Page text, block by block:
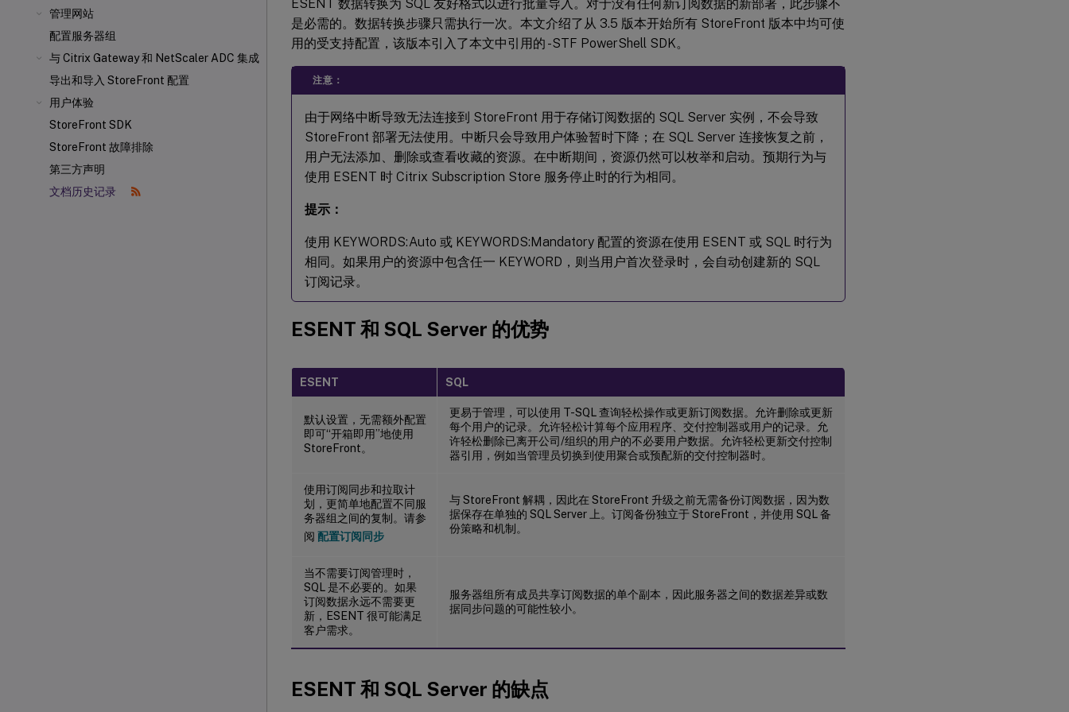
管理网站
配置服务器组
与 Citrix Gateway 和 NetScaler ADC 集成
导出和导入 StoreFront 配置
用户体验
StoreFront SDK
StoreFront 故障排除
第三方声明
文档历史记录
ESENT 数据转换为 SQL 友好格式以进行批量导入。对于没有任何新订阅数据的新部署，此步骤不
是必需的。数据转换步骤只需执行一次。本文介绍了从 3.5 版本开始所有 StoreFront 版本中均可使
用的受支持配置，该版本引入了本文中引用的 -STF PowerShell SDK。
注意：
由于网络中断导致无法连接到 StoreFront 用于存储订阅数据的 SQL Server 实例，不会导致
StoreFront 部署无法使用。中断只会导致用户体验暂时下降；在 SQL Server 连接恢复之前，
用户无法添加、删除或查看收藏的资源。在中断期间，资源仍然可以枚举和启动。预期行为与
使用 ESENT 时 Citrix Subscription Store 服务停止时的行为相同。
提示：
使用 KEYWORDS:Auto 或 KEYWORDS:Mandatory 配置的资源在使用 ESENT 或 SQL 时行为
相同。如果用户的资源中包含任一 KEYWORD，则当用户首次登录时，会自动创建新的 SQL
订阅记录。
ESENT 和 SQL Server 的优势
ESENT SQL
默认设置，无需额外配置
即可“开箱即用”地使用
StoreFront。
更易于管理，可以使用 T-SQL 查询轻松操作或更新订阅数据。允许删除或更新
每个用户的记录。允许轻松计算每个应用程序、交付控制器或用户的记录。允
许轻松删除已离开公司/组织的用户的不必要用户数据。允许轻松更新交付控制
器引用，例如当管理员切换到使用聚合或预配新的交付控制器时。
使用订阅同步和拉取计
划，更简单地配置不同服
务器组之间的复制。请参
阅 配置订阅同步
与 StoreFront 解耦，因此在 StoreFront 升级之前无需备份订阅数据，因为数
据保存在单独的 SQL Server 上。订阅备份独立于 StoreFront，并使用 SQL 备
份策略和机制。
当不需要订阅管理时，
SQL 是不必要的。如果
订阅数据永远不需要更
新，ESENT 很可能满足
客户需求。
服务器组所有成员共享订阅数据的单个副本，因此服务器之间的数据差异或数
据同步问题的可能性较小。
ESENT 和 SQL Server 的缺点